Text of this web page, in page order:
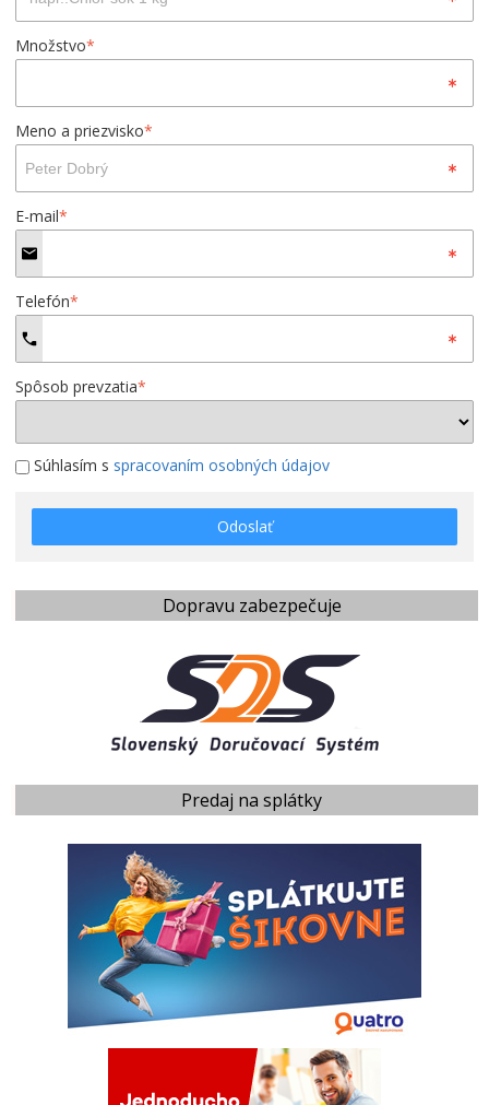
Množstvo*
Meno a priezvisko*
E-mail*
Telefón*
Spôsob prevzatia*
Súhlasím s spracovaním osobných údajov
Odoslať
Dopravu zabezpečuje
Predaj na splátky